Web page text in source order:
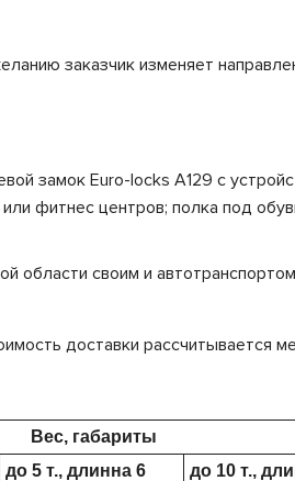
заказчик изменяет
замок Euro-locks A129 с
фитнес центров; полка под
области своим и
доставки рассчитывается
Вес, габариты
до 5 т., длинна 6
до 10 т.,